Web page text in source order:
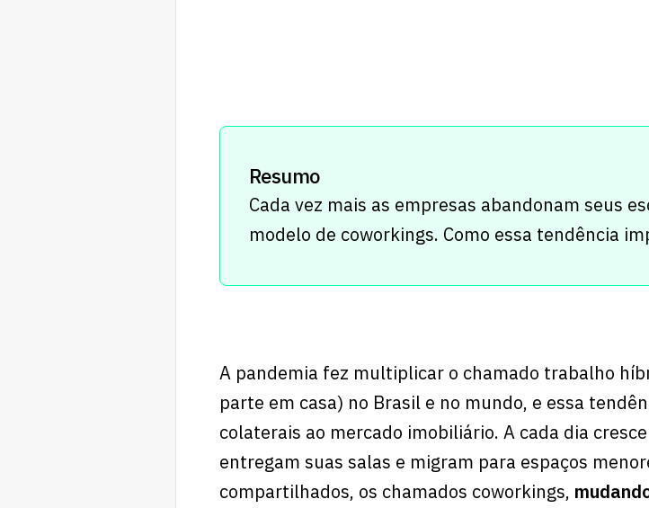
Resumo
Cada vez mais as empresas abandonam seus
modelo de coworkings. Como essa tendência
A pandemia fez multiplicar o chamado trabalho
parte em casa) no Brasil e no mundo, e essa
colaterais ao mercado imobiliário. A cada dia
entregam suas salas e migram para espaços
compartilhados, os chamados coworkings,